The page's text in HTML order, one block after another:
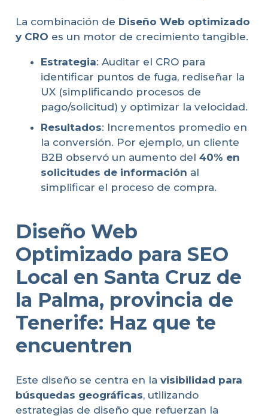
La combinación de Diseño Web optimizado
y CRO es un motor de crecimiento tangible.
Estrategia: Auditar el CRO para
identificar puntos de fuga, rediseñar la
UX (simplificando procesos de
pago/solicitud) y optimizar la velocidad.
Resultados: Incrementos promedio en
la conversión. Por ejemplo, un cliente
B2B observó un aumento del 40% en
solicitudes de información al
simplificar el proceso de compra.
Diseño Web
Optimizado para SEO
Local en Santa Cruz de
la Palma, provincia de
Tenerife: Haz que te
encuentren
Este diseño se centra en la visibilidad para
búsquedas geográficas, utilizando
estrategias de diseño que refuerzan la